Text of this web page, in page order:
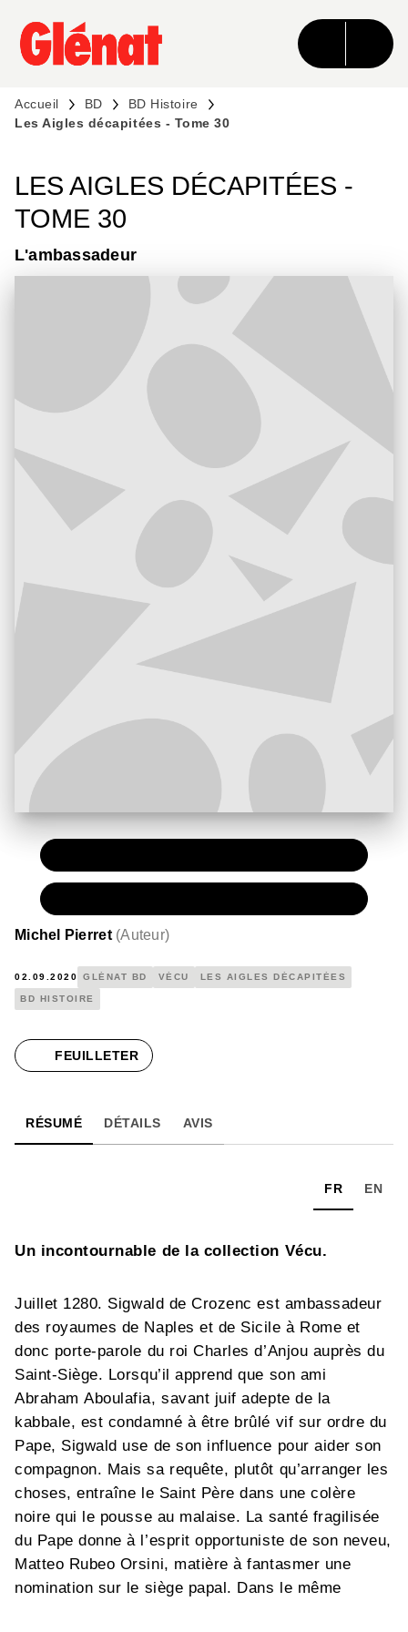
MENU RECHERCHE CONTENU
PIED DE PAGE
Accueil BD
BD Histoire
Les Aigles décapitées - Tome 30
LES AIGLES DÉCAPITÉES -
TOME 30
L'ambassadeur
Michel Pierret (Auteur)
02.09.2020 GLÉNAT BD VÉCU LES AIGLES DÉCAPITÉES
BD HISTOIRE
FEUILLETER
RÉSUMÉ DÉTAILS AVIS
FR EN
Un incontournable de la collection Vécu.
Juillet 1280. Sigwald de Crozenc est ambassadeur
des royaumes de Naples et de Sicile à Rome et
donc porte-parole du roi Charles d’Anjou auprès du
Saint-Siège. Lorsqu’il apprend que son ami
Abraham Aboulafia, savant juif adepte de la
kabbale, est condamné à être brûlé vif sur ordre du
Pape, Sigwald use de son influence pour aider son
compagnon. Mais sa requête, plutôt qu’arranger les
choses, entraîne le Saint Père dans une colère
noire qui le pousse au malaise. La santé fragilisée
du Pape donne à l’esprit opportuniste de son neveu,
Matteo Rubeo Orsini, matière à fantasmer une
nomination sur le siège papal. Dans le même